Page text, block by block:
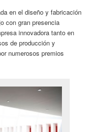
en el diseño y fabricación
con gran presencia
innovadora tanto en
de producción y
numerosos premios